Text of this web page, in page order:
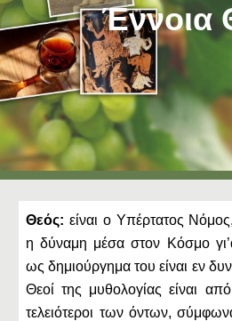
Έννοια
Θεός:είναι ο Υπέρτατος
η δύναμη μέσα στον Κόσμο
ως δημιούργημα του είναι εν
Θεοί της μυθολογίας είναι
τελειότεροι των όντων,